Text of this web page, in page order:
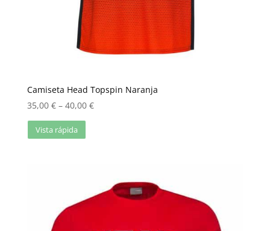
Camiseta Head Topspin Naranja
35,00 €– 40,00 €
Vista rápida